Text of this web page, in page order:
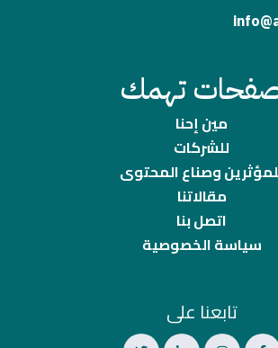
تهمك
مين إحنا
للشركات
وصناع المحتوى
مقالاتنا
اتصل بنا
سياسة الخصوصية
تابعنا على